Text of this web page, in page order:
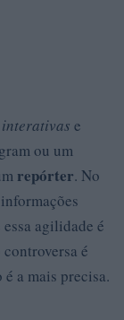
interativas e
ou um
repórter. No
agilidade é
é
a mais precisa.